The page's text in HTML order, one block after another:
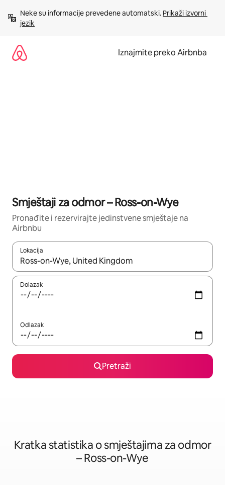
sadržaj
Neke su informacije prevedene automatski. Prikaži izvorni
jezik
Iznajmite preko Airbnba
Smještaji za odmor – Ross-on-Wye
Pronađite i rezervirajte jedinstvene smještaje na
Airbnbu
Lokacija
Kada budu dostupni rezultati, moći ćete ih pregledati
Dolazak
Odlazak
Pretraži
Kratka statistika o smještajima za odmor
– Ross-on-Wye